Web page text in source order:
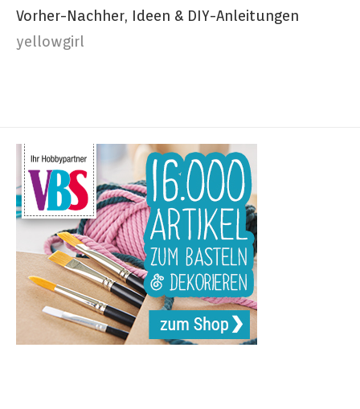
Vorher-Nachher, Ideen & DIY-Anleitungen
yellowgirl